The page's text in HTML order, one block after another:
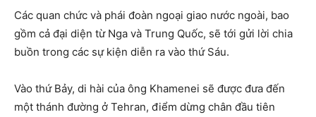
Các quan chức và phái đoàn ngoại giao nước ngoài, bao
gồm cả đại diện từ Nga và Trung Quốc, sẽ tới gửi lời chia
buồn trong các sự kiện diễn ra vào thứ Sáu.
Vào thứ Bảy, di hài của ông Khamenei sẽ được đưa đến
một thánh đường ở Tehran, điểm dừng chân đầu tiên